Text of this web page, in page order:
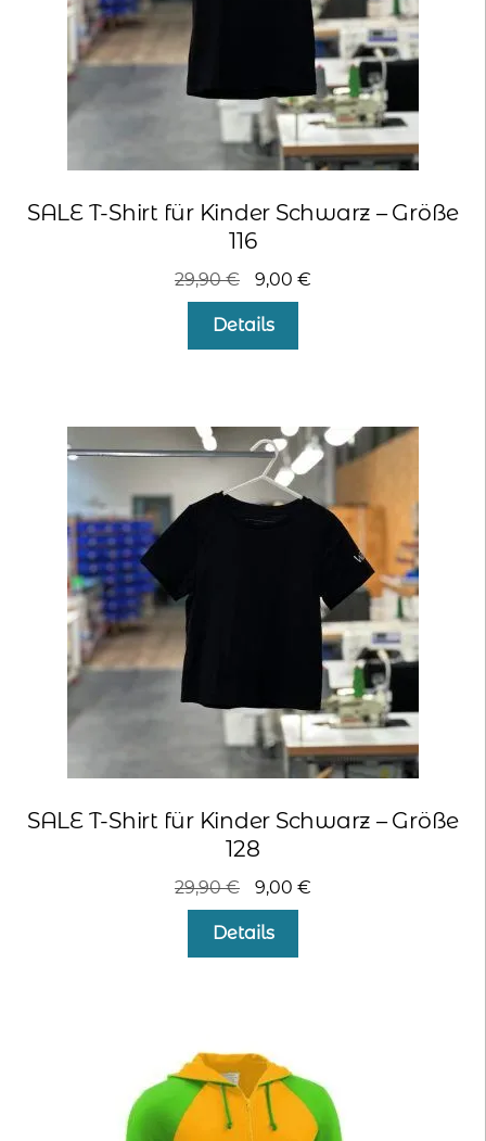
SALE T-Shirt für Kinder Schwarz – Größe
116
29,90€
Ursprünglicher
Preis
war:
29,90 €
9,00 €Aktueller
Details
SALE T-Shirt für Kinder Schwarz – Größe
128
29,90€
Ursprünglicher
Preis
war:
29,90 €
9,00 €Aktueller
Details